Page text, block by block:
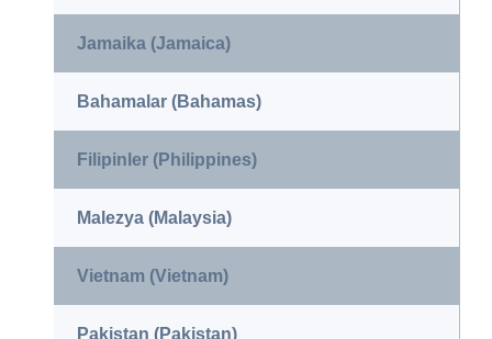
Jamaika (Jamaica)
Bahamalar (Bahamas)
Filipinler (Philippines)
Malezya (Malaysia)
Vietnam (Vietnam)
Pakistan (Pakistan)